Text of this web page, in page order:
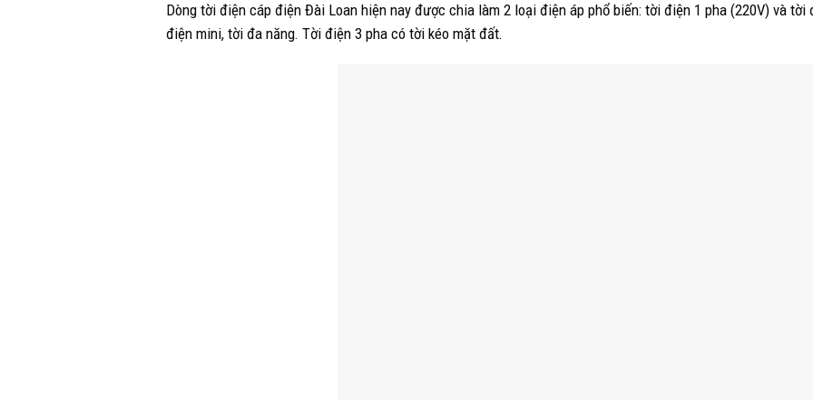
Dòng tời điện cáp điện Đài Loan hiện nay được chia làm 2 loại điện áp phổ biến: tời điện 1 pha (220V) và
điện mini, tời đa năng. Tời điện 3 pha có tời kéo mặt đất.